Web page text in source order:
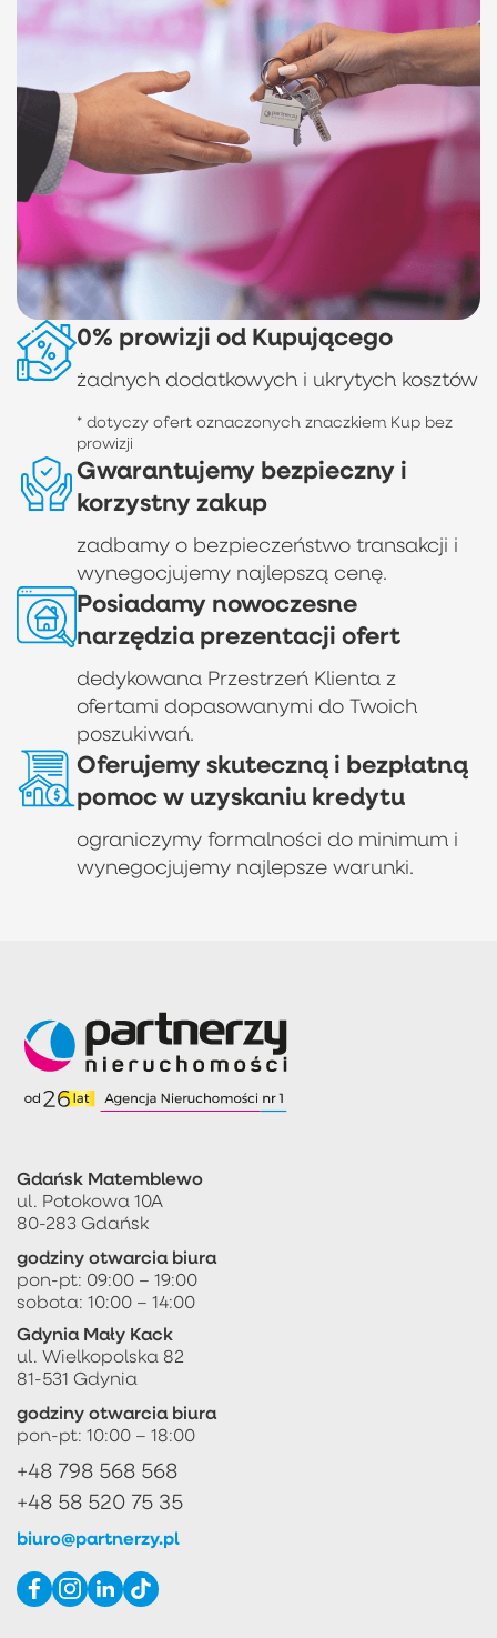
0% prowizji od Kupującego
żadnych dodatkowych i ukrytych kosztów
* dotyczy ofert oznaczonych znaczkiem Kup bez
prowizji
Gwarantujemy bezpieczny i
korzystny zakup
zadbamy o bezpieczeństwo transakcji i
wynegocjujemy najlepszą cenę.
Posiadamy nowoczesne
narzędzia prezentacji ofert
dedykowana Przestrzeń Klienta z
ofertami dopasowanymi do Twoich
poszukiwań.
Oferujemy skuteczną i bezpłatną
pomoc w uzyskaniu kredytu
ograniczymy formalności do minimum i
wynegocjujemy najlepsze warunki.
Gdańsk Matemblewo
ul. Potokowa 10A
80-283 Gdańsk
godziny otwarcia biura
pon-pt: 09:00 – 19:00
sobota: 10:00 – 14:00
Gdynia Mały Kack
ul. Wielkopolska 82
81-531 Gdynia
godziny otwarcia biura
pon-pt: 10:00 – 18:00
+48 798 568 568
+48 58 520 75 35
biuro@partnerzy.pl